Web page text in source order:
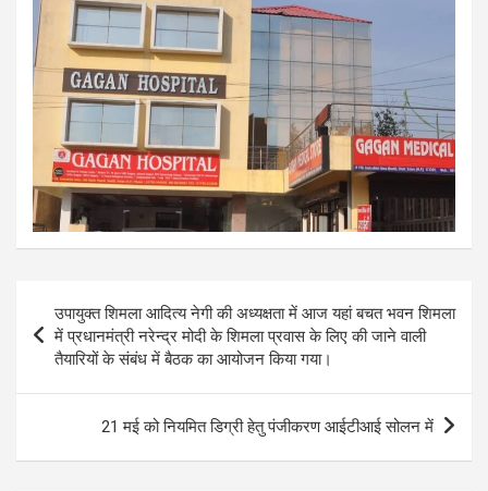
navigation
उपायुक्त शिमला आदित्य नेगी की अध्यक्षता में आज यहां बचत भवन शिमला
में प्रधानमंत्री नरेन्द्र मोदी के शिमला प्रवास के लिए की जाने वाली
तैयारियों के संबंध में बैठक का आयोजन किया गया।
21 मई को नियमित डिग्री हेतु पंजीकरण आईटीआई सोलन में